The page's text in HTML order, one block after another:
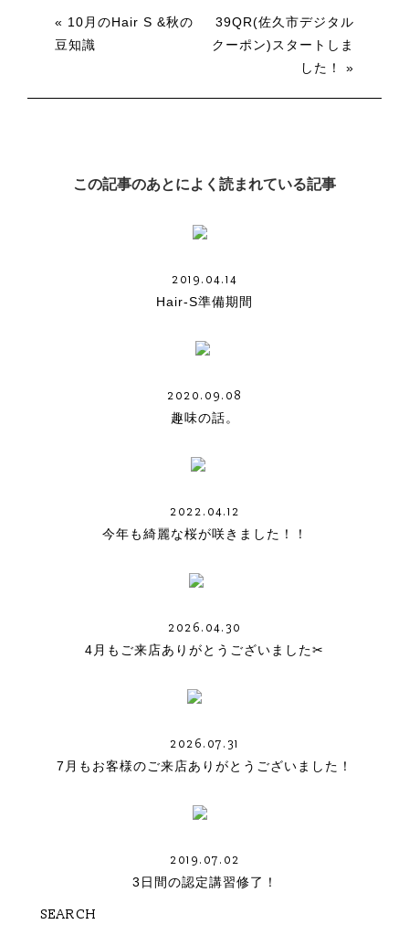
« 10月のHair S &秋の
豆知識
39QR(佐久市デジタル
クーポン)スタートしま
した！ »
この記事のあとによく読まれている記事
2019.04.14
Hair-S準備期間
2020.09.08
趣味の話。
2022.04.12
今年も綺麗な桜が咲きました！！
2026.04.30
4月もご来店ありがとうございました✂︎
2026.07.31
7月もお客様のご来店ありがとうございました！
2019.07.02
3日間の認定講習修了！
SEARCH